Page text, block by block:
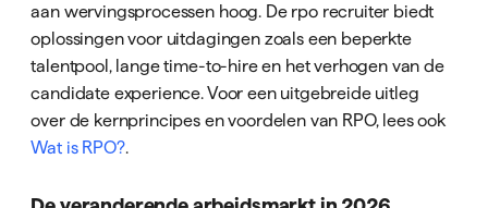
aan wervingsprocessen hoog. De rpo recruiter biedt
oplossingen voor uitdagingen zoals een beperkte
talentpool, lange time-to-hire en het verhogen van de
candidate experience. Voor een uitgebreide uitleg
over de kernprincipes en voordelen van RPO, lees ook
Wat is RPO?.